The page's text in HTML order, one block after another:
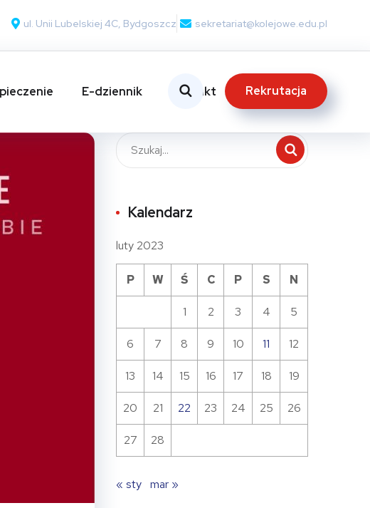
ul. Unii Lubelskiej 4C, Bydgoszcz sekretariat@kolejowe.edu.pl
E-dziennik Kontakt Rekrutacja
Kalendarz
luty 2023
P W Ś C P S N
1 2 3 4 5
6 7 8 9 10 11 12
13 14 15 16 17 18 19
20 21 22 23 24 25 26
27 28
« sty mar »